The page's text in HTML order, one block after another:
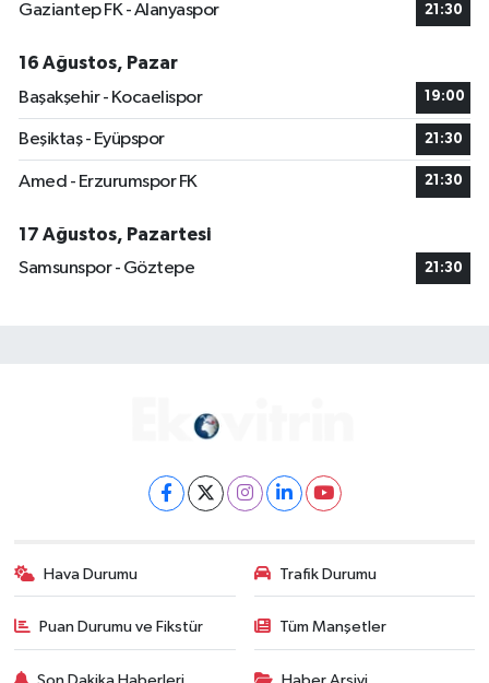
Gaziantep FK - Alanyaspor 21:30
16 Ağustos, Pazar
Başakşehir - Kocaelispor
19:00
Beşiktaş - Eyüpspor 21:30
Amed - Erzurumspor FK 21:30
17 Ağustos, Pazartesi
Samsunspor - Göztepe
21:30
Hava Durumu Trafik Durumu
Puan Durumu ve Fikstür Tüm Manşetler
Son Dakika Haberleri Haber Arşivi